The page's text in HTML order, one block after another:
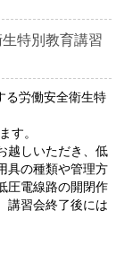
特別教育講習
る労働安全衛生特
す。
しいただき、低
具の種類や管理方
圧電線路の開閉作
講習会終了後には